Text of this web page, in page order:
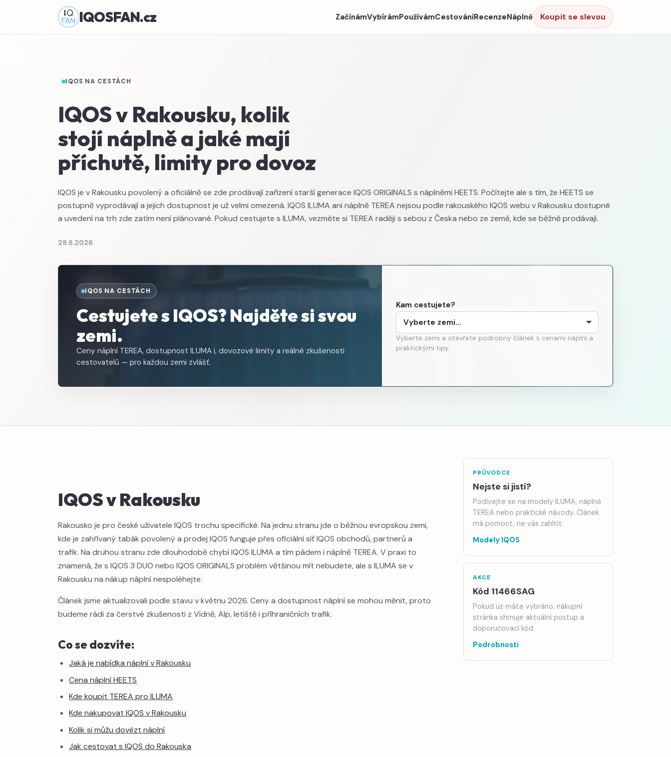
IQOSFAN.cz ZačínámVybírámPoužívámCestováníRecenzeNáplně Koupit se slevou
IQOS NA CESTÁCH
IQOS v Rakousku, kolik
stojí náplně a jaké mají
příchutě, limity pro dovoz
IQOS je v Rakousku povolený a oficiálně se zde prodávají zařízení starší generace IQOS ORIGINALS s náplněmi HEETS. Počítejte ale s tím, že HEETS se
postupně vyprodávají a jejich dostupnost je už velmi omezená. IQOS ILUMA ani náplně TEREA nejsou podle rakouského IQOS webu v Rakousku dostupné
a uvedení na trh zde zatím není plánované. Pokud cestujete s ILUMA, vezměte si TEREA raději s sebou z Česka nebo ze země, kde se běžně prodávají.
28.6.2026
IQOS NA CESTÁCH
Cestujete s IQOS? Najděte si svou
zemi.
Ceny náplní TEREA, dostupnost ILUMA i, dovozové limity a reálné zkušenosti
cestovatelů — pro každou zemi zvlášť.
Kam cestujete?
Vyberte zemi a otevřete podrobný článek s cenami náplní a
praktickými tipy.
IQOS v Rakousku
Rakousko je pro české uživatele IQOS trochu specifické. Na jednu stranu jde o běžnou evropskou zemi,
kde je zahřívaný tabák povolený a prodej IQOS funguje přes oficiální síť IQOS obchodů, partnerů a
trafik. Na druhou stranu zde dlouhodobě chybí IQOS ILUMA a tím pádem i náplně TEREA. V praxi to
znamená, že s IQOS 3 DUO nebo IQOS ORIGINALS problém většinou mít nebudete, ale s ILUMA se v
Rakousku na nákup náplní nespoléhejte.
Článek jsme aktualizovali podle stavu v květnu 2026. Ceny a dostupnost náplní se mohou měnit, proto
budeme rádi za čerstvé zkušenosti z Vídně, Alp, letiště i příhraničních trafik.
Co se dozvíte:
Jaká je nabídka náplní v Rakousku
Cena náplní HEETS
Kde koupit TEREA pro ILUMA
Kde nakupovat IQOS v Rakousku
Kolik si můžu dovézt náplní
Jak cestovat s IQOS do Rakouska
PRŮVODCE
Nejste si jistí?
Podívejte se na modely ILUMA, náplně
TEREA nebo praktické návody. Článek
má pomoct, ne vás zahltit.
Modely IQOS
AKCE
Kód 11466SAG
Pokud už máte vybráno, nákupní
stránka shrnuje aktuální postup a
doporučovací kód.
Podrobnosti